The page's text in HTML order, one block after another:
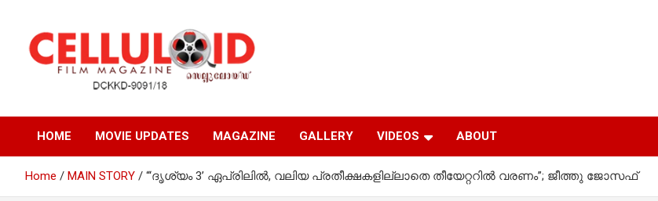
content
celluloid
HOME MOVIE UPDATES MAGAZINE GALLERY VIDEOS ABOUT
Home MAIN STORY “‘ദൃശ്യം 3’ ഏപ്രിലിൽ, വലിയ പ്രതീക്ഷകളില്ലാതെ തീയേറ്ററിൽ വരണം”; ജീത്തു ജോസഫ്